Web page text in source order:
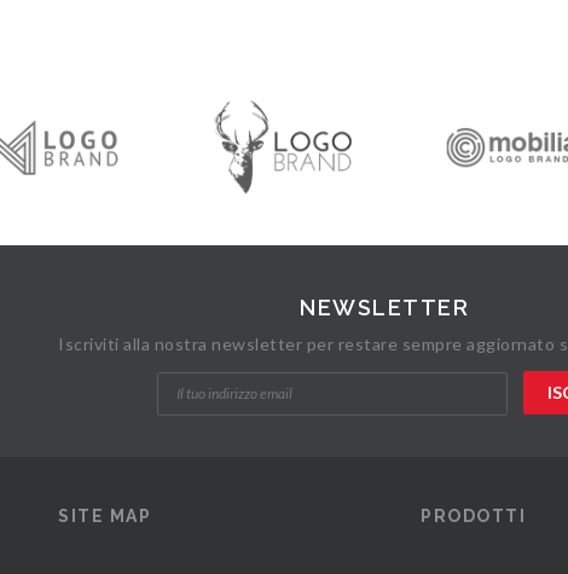
NEWSLETTER
Iscriviti alla nostra newsletter per restare sempre aggiornato
SITE MAP PRODOTTI